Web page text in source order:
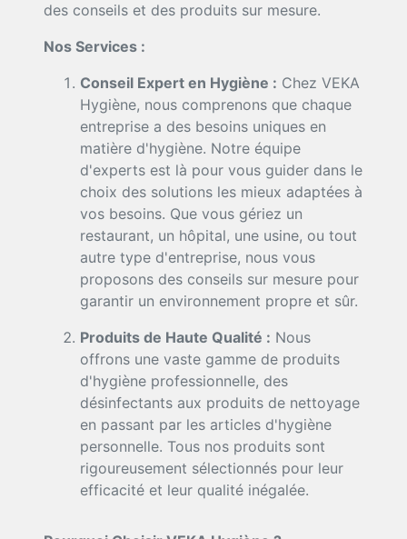
des conseils et des produits sur mesure.
Nos Services :
Conseil Expert en Hygiène : Chez VEKA
Hygiène, nous comprenons que chaque
entreprise a des besoins uniques en
matière d'hygiène. Notre équipe
d'experts est là pour vous guider dans le
choix des solutions les mieux adaptées à
vos besoins. Que vous gériez un
restaurant, un hôpital, une usine, ou tout
autre type d'entreprise, nous vous
proposons des conseils sur mesure pour
garantir un environnement propre et sûr.
Produits de Haute Qualité : Nous
offrons une vaste gamme de produits
d'hygiène professionnelle, des
désinfectants aux produits de nettoyage
en passant par les articles d'hygiène
personnelle. Tous nos produits sont
rigoureusement sélectionnés pour leur
efficacité et leur qualité inégalée.